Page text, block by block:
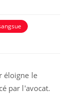
éloigne le
par l'avocat.